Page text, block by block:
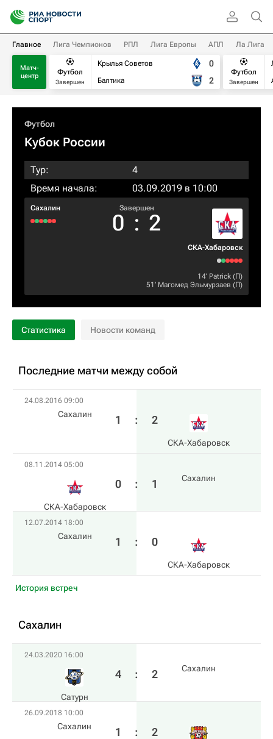
Главное Лига Чемпионов РПЛ Лига Европы АПЛ Ла Лига
Матч-
центр
Футбол
Завершен
Крылья Советов
Балтика
0
2
Футбол
Завершен
Футбол
Кубок России
Тур:
4
Время начала:
03.09.2019 в 10:00
Сахалин Завершен
0 : 2
СКА-Хабаровск
14‎’‎ Patrick (П)
51‎’‎ Магомед Эльмурзаев (П)
Статистика Новости команд
Последние матчи между собой
24.08.2016 09:00
Сахалин 1 : 2
СКА-Хабаровск
08.11.2014 05:00
СКА-Хабаровск
0 : 1 Сахалин
12.07.2014 18:00
Сахалин 1 : 0
СКА-Хабаровск
История встреч
Сахалин
24.03.2020 16:00
Сатурн
4 : 2 Сахалин
26.09.2018 10:00
Сахалин 1 : 2